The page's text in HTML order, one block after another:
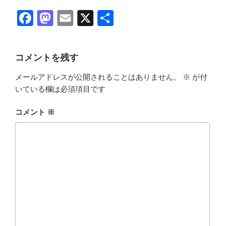
F
c
e
b
o
o
M
st
o
d
o
n
E
ail
X
コメントを残す
メールアドレスが公開されることはありません。 ※ が付
いている欄は必須項目です
コメント ※